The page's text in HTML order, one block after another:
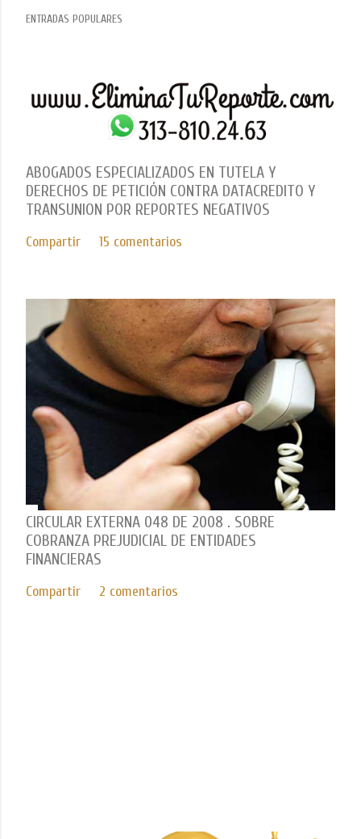
ENTRADAS POPULARES
ABOGADOS ESPECIALIZADOS EN TUTELA Y
DERECHOS DE PETICIÓN CONTRA DATACREDITO Y
TRANSUNION POR REPORTES NEGATIVOS
Compartir 15 comentarios
CIRCULAR EXTERNA 048 DE 2008 . SOBRE
COBRANZA PREJUDICIAL DE ENTIDADES
FINANCIERAS
Compartir 2 comentarios